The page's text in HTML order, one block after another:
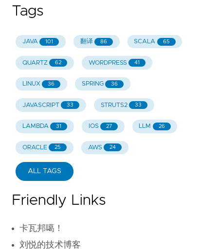
Tags
JAVA 101 翻译 86 SCALA 65
QUARTZ 62 WORDPRESS 41
LINUX 36 SPRING 36
JAVASCRIPT 33 STRUTS2 33
LAMBDA 31 IOS 27 LLM 26
ORACLE 25 AWS 24
ALL TAGS
Friendly Links
卡瓦邦噶！
刘悦的技术博客